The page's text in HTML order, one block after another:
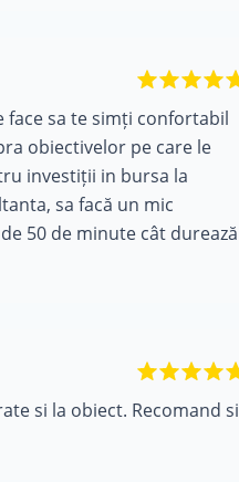
face sa te simți confortabil
obiectivelor pe care le
investiții in bursa la
sa facă un mic
50 de minute cât durează
si la obiect. Recomand si